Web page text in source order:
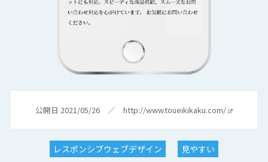
公開日 2021/05/26 ／ http://www.toueikikaku.com/
レスポンシブウェブデザイン 見やすい